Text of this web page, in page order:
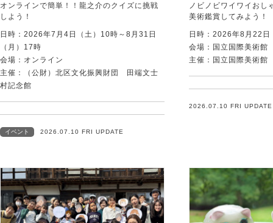
オンラインで簡単！！龍之介のクイズに挑戦
しよう！
日時：2026年7月4日（土）10時～8月31日
（月）17時
会場：オンライン
主催：（公財）北区文化振興財団 田端文士
村記念館
イベント 2026.07.10 FRI UPDATE
ノビノビワイワイおし
美術鑑賞してみよう！
日時：2026年8月22日
会場：国立国際美術
主催：国立国際美術館
2026.07.10 FRI UPDATE